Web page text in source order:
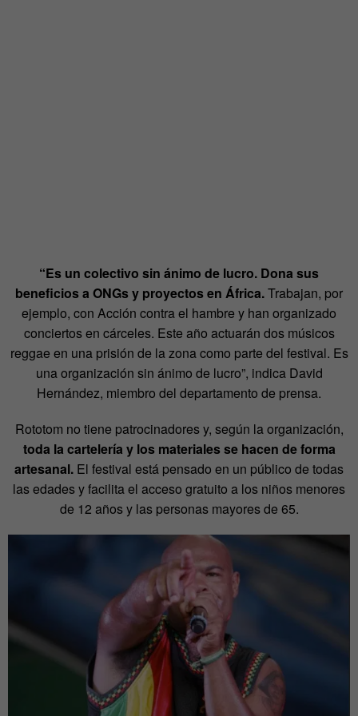
“Es un colectivo sin ánimo de lucro. Dona sus
beneficios a ONGs y proyectos en África.Trabajan, por
ejemplo, con Acción contra el hambre y han organizado
conciertos en cárceles. Este año actuarán dos músicos
reggae en una prisión de la zona como parte del festival. Es
una organización sin ánimo de lucro”, indica David
Hernández, miembro del departamento de prensa.
Rototom no tiene patrocinadores y, según la organización,
toda la cartelería y los materiales se hacen de forma
artesanal. El festival está pensado en un público de todas
las edades y facilita el acceso gratuito a los niños menores
de 12 años y las personas mayores de 65.